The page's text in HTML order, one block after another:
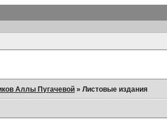
Аллы Пугачевой »Листовые издания